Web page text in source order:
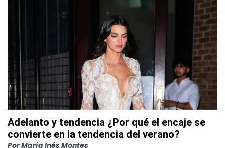
Adelanto y tendencia ¿Por qué el encaje se
convierte en la tendencia del verano?
PorMaría Inés Montes